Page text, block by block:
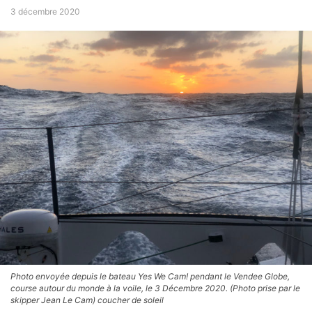
3 décembre 2020
Photo envoyée depuis le bateau Yes We Cam! pendant le Vendee Globe,
course autour du monde à la voile, le 3 Décembre 2020. (Photo prise par le
skipper Jean Le Cam) coucher de soleil